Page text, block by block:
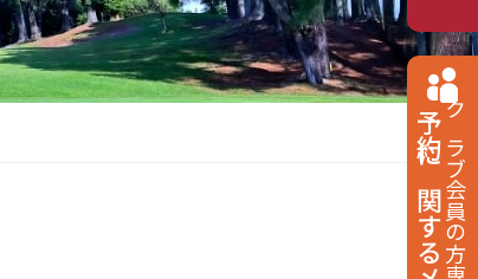
クラブ会員の方専用
予約に関する